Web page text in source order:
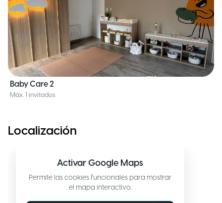
Baby Care 2
Máx. 1 invitados
Localización
Activar Google Maps
Permite las cookies funcionales para mostrar
el mapa interactivo.